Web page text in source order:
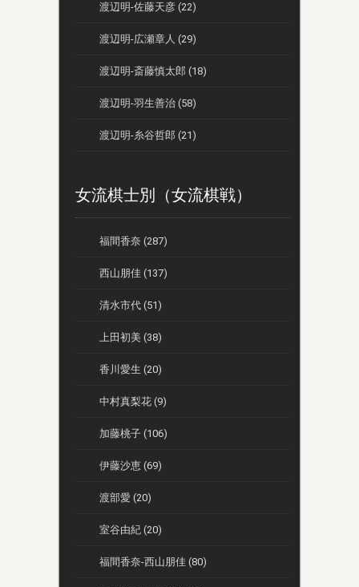
渡辺明-佐藤天彦 (22)
渡辺明-広瀬章人 (29)
渡辺明-斎藤慎太郎 (18)
渡辺明-羽生善治 (58)
渡辺明-糸谷哲郎 (21)
女流棋士別（女流棋戦）
福間香奈 (287)
西山朋佳 (137)
清水市代 (51)
上田初美 (38)
香川愛生 (20)
中村真梨花 (9)
加藤桃子 (106)
伊藤沙恵 (69)
渡部愛 (20)
室谷由紀 (20)
福間香奈-西山朋佳 (80)